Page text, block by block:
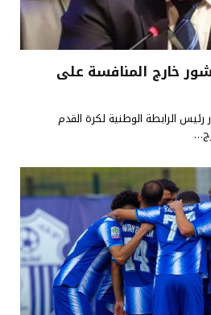
خارج المنافسة على
الرابطة الوطنية لكرة القدم